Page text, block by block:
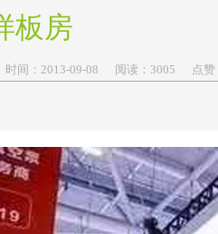
板房
时间： 2013-09-08 阅读：3005 点赞